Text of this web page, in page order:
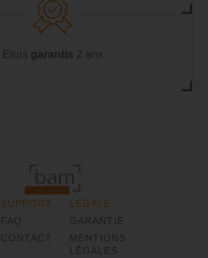
Etuis garantis 2 ans
SUPPORT
FAQ
CONTACT
LÉGALE
GARANTIE
MENTIONS
LÉGALES